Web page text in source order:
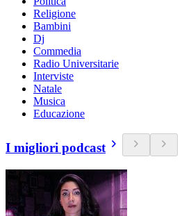
Religione
Bambini
Dj
Commedia
Radio Universitarie
Interviste
Natale
Musica
Educazione
I migliori podcast